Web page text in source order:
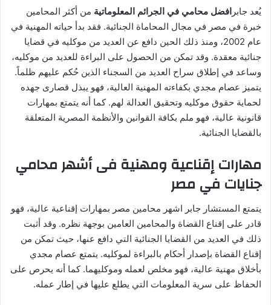
يُعد جابر افضل محامي في الجرائم المعلوماتية من أكثر المحامين
خبرة في مصر في مجال المحاماة الجنائية. فقد بدأ حياته المهنية في
عام 2002، ومنذ ذلك الحين دافع عن العديد من موكليه في قضايا
جنائية معقدة. وقد تمكن من الحصول على البراءة للعديد من موكليه،
وساعد في إطلاق سراح العديد من السجناء الذين حُكم عليهم ظلماً.
يتميز عصام مجدي بكفاءته المهنية العالية، فهو يبذل قصارى جهده
لحماية حقوق موكليه وتحقيق العدالة لهم. كما أنه يتمتع بمهارات
قانونية عالية، فهو ملم بكافة القوانين والأنظمة المصرية المتعلقة
بالقضايا الجنائية.
مهارات إقناعية ومهنية فى أشهر محامي
جنايات في مصر
يتمتع المستشار جابر اشهر محامين مصر بمهارات إقناعية عالية، فهو
قادر على إقناع القضاة والمحامين العامين بوجهة نظره. وقد أثبت
ذلك في العديد من القضايا الجنائية التي دافع عنها، حيث تمكن من
إقناع القضاة بإصدار أحكام بالبراءة لموكليه. يتمتع عصام مجدي
بأخلاق مهنية عالية، فهو مخلص لعمله وموكليهما. كما أنه يحرص على
الحفاظ على سرية المعلومات التي يطلع عليها في إطار عمله.